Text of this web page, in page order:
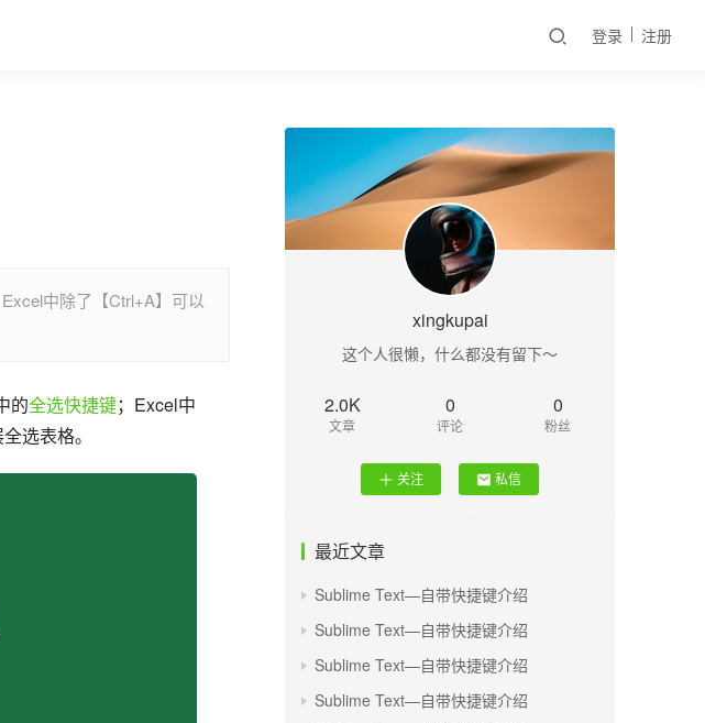
登录 注册
中除了【Ctrl+A】可以
的全选快捷键；Excel中
选表格。
xingkupai
这个人很懒，什么都没有留下～
2.0K
文章
0
评论
0
粉丝
关注 私信
最近文章
Sublime Text—自带快捷键介绍
Sublime Text—自带快捷键介绍
Sublime Text—自带快捷键介绍
Sublime Text—自带快捷键介绍